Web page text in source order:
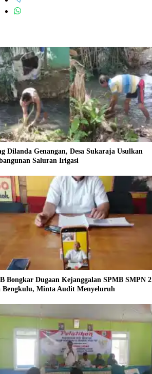
Dilanda Genangan, Desa Sukaraja Usulkan
Saluran Irigasi
Bongkar Dugaan Kejanggalan SPMB SMPN 2
Bengkulu, Minta Audit Menyeluruh